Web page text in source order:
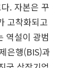
. 자본은 꾸
고착화되고
역설이 광범
은행(BIS)과